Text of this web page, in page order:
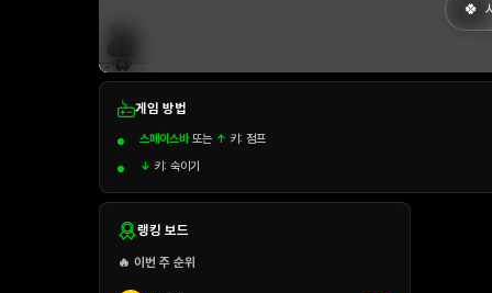
게임 방법
스페이스바또는 ↑ 키: 점프
↓ 키: 숙이기
랭킹 보드
🔥 이번 주 순위